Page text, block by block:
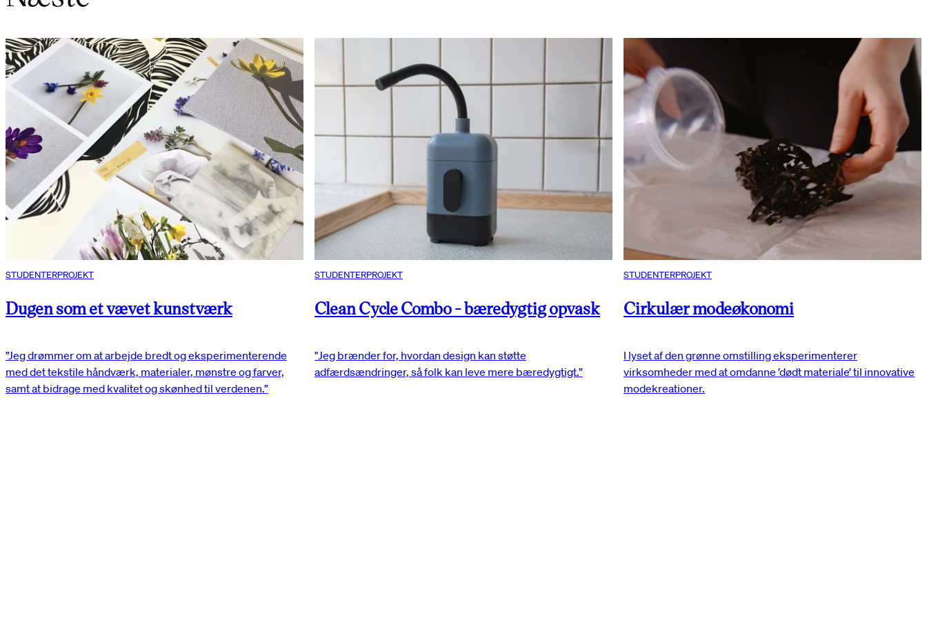
STUDENTERPROJEKT
Dugen som et vævet kunstværk
”Jeg drømmer om at arbejde bredt og eksperimenterende
med det tekstile håndværk, materialer, mønstre og farver,
samt at bidrage med kvalitet og skønhed til verdenen.”
STUDENTERPROJEKT
Clean Cycle Combo - bæredygtig opvask
"Jeg brænder for, hvordan design kan støtte
adfærdsændringer, så folk kan leve mere bæredygtigt.”
STUDENTERPROJEKT
Cirkulær modeøkonomi
I lyset af den grønne omstilling eksperimenterer
virksomheder med at omdanne ’dødt materiale’ til innovative
modekreationer.